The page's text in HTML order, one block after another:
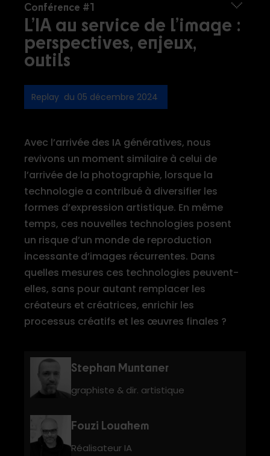
Conférence #1
L’IA au service de l’image :
perspectives, enjeux,
outils
Replay du 05 décembre 2024
Avec l’arrivée des IA génératives, nous
revivons un moment similaire à celui de
l’arrivée de la photographie, lorsque la
technologie a contribué à diversifier les
formes d’expression artistique. En même
temps, ces nouvelles technologies posent
un risque d’un monde de reproduction
incessante d’images récurrentes. Dans
quelles mesures ces technologies peuvent-
elles, sans pour autant remplacer les
créateurs et créatrices, enrichir les
processus créatifs et les œuvres finales ?
Stephan Muntaner
graphiste & dir. artistique
Fouzi Louahem
Réalisateur IA